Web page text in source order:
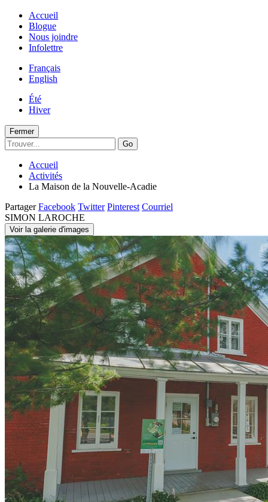
Accueil
Blogue
Nous joindre
Infolettre
Français
English
Été
Hiver
Fermer
Go
Accueil
Activités
La Maison de la Nouvelle-Acadie
Partager Facebook Twitter Pinterest Courriel
SIMON LAROCHE
Voir la galerie d'images